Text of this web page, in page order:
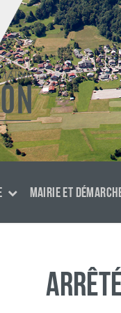
MAIRIE ET